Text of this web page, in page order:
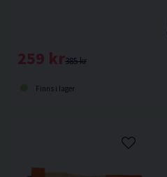
385 kr
259 kr
Finns i lager